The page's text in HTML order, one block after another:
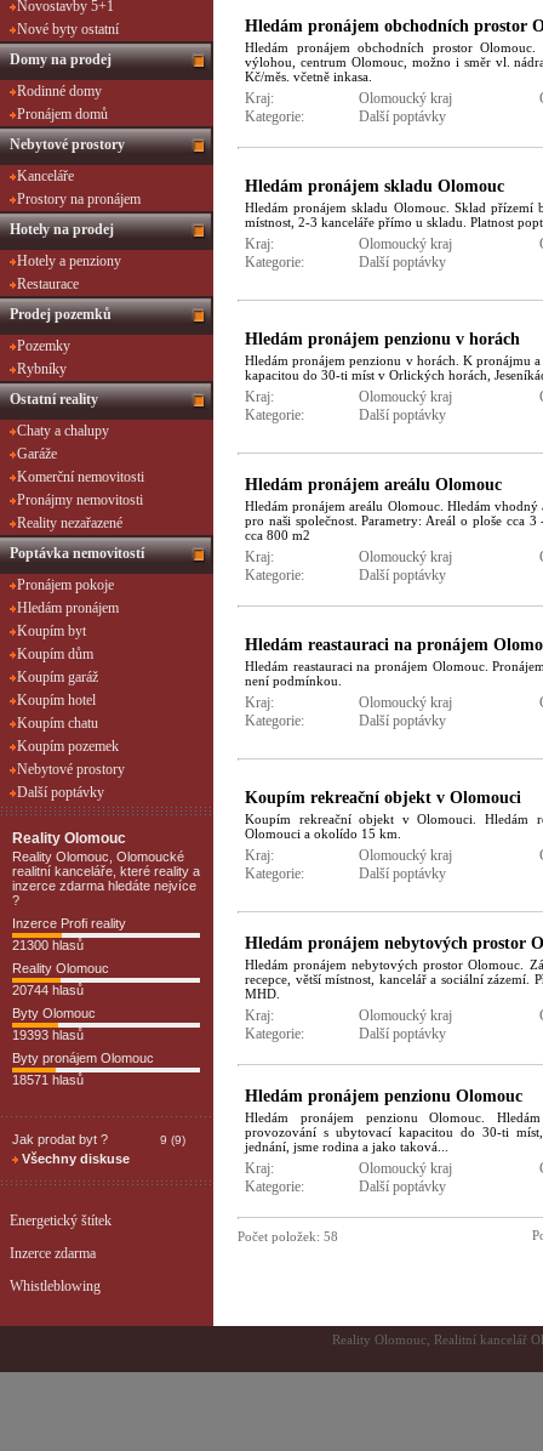
Novostavby 5+1
Nové byty ostatní
Domy na prodej
Rodinné domy
Pronájem domů
Nebytové prostory
Kanceláře
Prostory na pronájem
Hotely na prodej
Hotely a penziony
Restaurace
Prodej pozemků
Pozemky
Rybníky
Ostatní reality
Chaty a chalupy
Garáže
Komerční nemovitosti
Pronájmy nemovitosti
Reality nezařazené
Poptávka nemovitostí
Pronájem pokoje
Hledám pronájem
Koupím byt
Koupím dům
Koupím garáž
Koupím hotel
Koupím chatu
Koupím pozemek
Nebytové prostory
Další poptávky
Reality Olomouc
Reality Olomouc, Olomoucké
realitní kanceláře, které reality a
inzerce zdarma hledáte nejvíce
?
Inzerce Profi reality
21300 hlasů
Reality Olomouc
20744 hlasů
Byty Olomouc
19393 hlasů
Byty pronájem Olomouc
18571 hlasů
Jak prodat byt ? 9 (9)
Všechny diskuse
Energetický štítek
Inzerce zdarma
Whistleblowing
Hledám pronájem obchodních prostor
Hledám pronájem obchodních prostor
výlohou, centrum Olomouc, možno i směr vl.
Kč/měs. včetně inkasa.
Kraj: Olomoucký kraj
Kategorie:
Další poptávky
Hledám pronájem skladu Olomouc
Hledám pronájem skladu Olomouc. Sklad přízemí
místnost, 2-3 kanceláře přímo u skladu. Platnost
Kraj: Olomoucký kraj
Kategorie:
Další poptávky
Hledám pronájem penzionu v horách
Hledám pronájem penzionu v horách. K pronájmu
kapacitou do 30-ti míst v Orlických horách,
Kraj: Olomoucký kraj
Kategorie:
Další poptávky
Hledám pronájem areálu Olomouc
Hledám pronájem areálu Olomouc. Hledám
pro naši společnost. Parametry: Areál o ploše cca
cca 800 m2
Kraj: Olomoucký kraj
Kategorie:
Další poptávky
Hledám reastauraci na pronájem
Hledám reastauraci na pronájem Olomouc.
není podmínkou.
Kraj: Olomoucký kraj
Kategorie:
Další poptávky
Koupím rekreační objekt v Olomouci
Koupím rekreační objekt v Olomouci.
Olomouci a okolído 15 km.
Kraj: Olomoucký kraj
Kategorie:
Další poptávky
Hledám pronájem nebytových prostor
Hledám pronájem nebytových prostor Olomouc.
recepce, větší místnost, kancelář a sociální
MHD.
Kraj: Olomoucký kraj
Kategorie:
Další poptávky
Hledám pronájem penzionu Olomouc
Hledám pronájem penzionu Olomouc.
provozování s ubytovací kapacitou do 30-ti
jednání, jsme rodina a jako taková...
Kraj: Olomoucký kraj
Kategorie:
Další poptávky
Počet položek: 58
Reality Olomouc, Realitní kancelář